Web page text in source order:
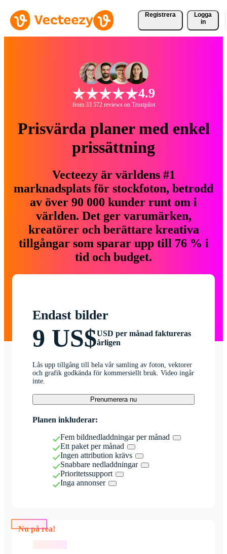
Registrera
Logga
in
4.9
from 33 572 reviews on Trustpilot
Prisvärda planer med enkel
prissättning
Vecteezy är världens #1
marknadsplats för stockfoton, betrodd
av över 90 000 kunder runt om i
världen. Det ger varumärken,
kreatörer och berättare kreativa
tillgångar som sparar upp till 76 % i
tid och budget.
Endast bilder
9 US$USD per månad faktureras
årligen
Lås upp tillgång till hela vår samling av foton, vektorer
och grafik godkända för kommersiellt bruk. Video ingår
inte.
Prenumerera nu
Planen inkluderar:
Fem bildnedladdningar per månad
Ett paket per månad
Ingen attribution krävs
Snabbare nedladdningar
Prioritetssupport
Inga annonser
Nu på rea!